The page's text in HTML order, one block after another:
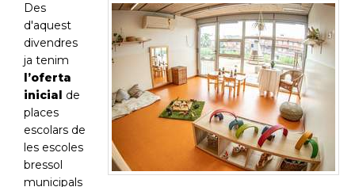
Des
d'aquest
divendres
ja tenim
l’oferta
inicial de
places
escolars de
les escoles
bressol
municipals